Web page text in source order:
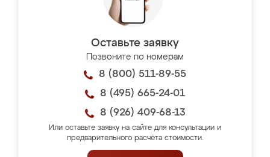
Оставьте заявку
Позвоните по номерам
8 (800) 511-89-55
8 (495) 665-24-01
8 (926) 409-68-13
Или оставьте заявку на сайте для консультации и
предварительного расчёта стоимости.